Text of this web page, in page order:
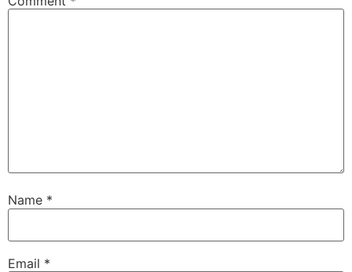
Name *
Email *